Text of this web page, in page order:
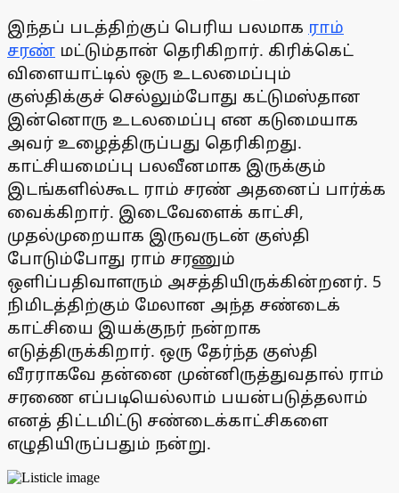
இந்தப் படத்திற்குப் பெரிய பலமாக ராம்
சரண் மட்டும்தான் தெரிகிறார். கிரிக்கெட்
விளையாட்டில் ஒரு உடலமைப்பும்
குஸ்திக்குச் செல்லும்போது கட்டுமஸ்தான
இன்னொரு உடலமைப்பு என கடுமையாக
அவர் உழைத்திருப்பது தெரிகிறது.
காட்சியமைப்பு பலவீனமாக இருக்கும்
இடங்களில்கூட ராம் சரண் அதனைப் பார்க்க
வைக்கிறார். இடைவேளைக் காட்சி,
முதல்முறையாக இருவருடன் குஸ்தி
போடும்போது ராம் சரணும்
ஒளிப்பதிவாளரும் அசத்தியிருக்கின்றனர். 5
நிமிடத்திற்கும் மேலான அந்த சண்டைக்
காட்சியை இயக்குநர் நன்றாக
எடுத்திருக்கிறார். ஒரு தேர்ந்த குஸ்தி
வீரராகவே தன்னை முன்னிருத்துவதால் ராம்
சரணை எப்படியெல்லாம் பயன்படுத்தலாம்
எனத் திட்டமிட்டு சண்டைக்காட்சிகளை
எழுதியிருப்பதும் நன்று.